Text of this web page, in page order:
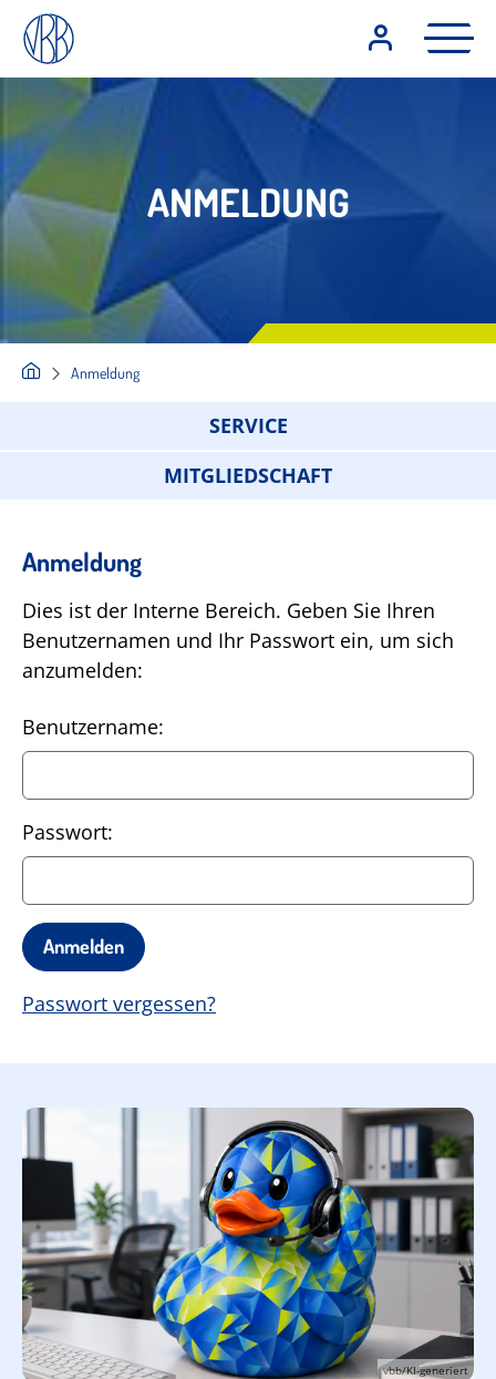
ANMELDUNG
Anmeldung
SERVICE
MITGLIEDSCHAFT
Anmeldung
Dies ist der Interne Bereich. Geben Sie Ihren
Benutzernamen und Ihr Passwort ein, um sich
anzumelden:
Benutzername:
Passwort:
Passwort vergessen?
vbb/KI-generiert